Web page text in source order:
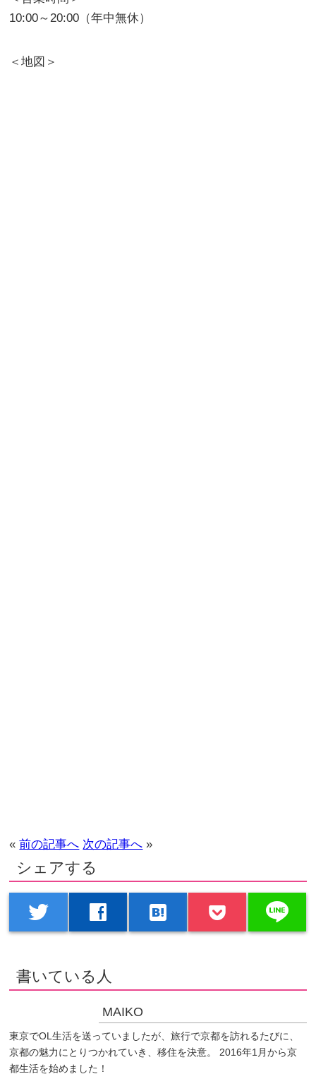
10:00～20:00（年中無休）
＜地図＞
«前の記事へ 次の記事へ »
シェアする
twitter facebook hatenabookmark line
書いている人
MAIKO
東京でOL生活を送っていましたが、旅行で京都を訪れるたびに、
京都の魅力にとりつかれていき、移住を決意。 2016年1月から京
都生活を始めました！